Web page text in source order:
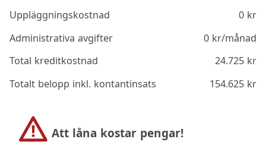
Uppläggningskostnad
0kr
Administrativa avgifter
0kr/månad
Total kreditkostnad
24.725kr
Totalt belopp inkl. kontantinsats
154.625kr
Att låna kostar pengar!